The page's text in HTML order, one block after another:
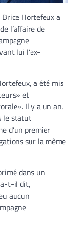
Brice Hortefeux a
l’affaire de
lui l’ex-
a été mis
et
Il y a un an,
le statut
d’un premier
sur la même
dans un
a-t-il dit,
aucun